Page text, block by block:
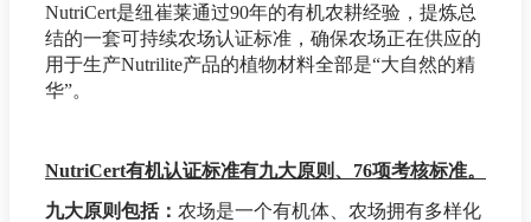
NutriCert是纽崔莱通过90年的有机农耕经验，提炼总
结的一套可持续农场认证标准，确保农场正在供应的
用于生产Nutrilite产品的植物材料全部是“大自然的精
华”。
NutriCert有机认证标准有九大原则、76项考核标准。
九大原则包括： 农场是一个有机体、农场拥有多样化